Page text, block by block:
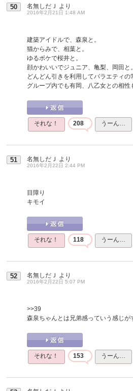
50 名無しだＪ より
2016年2月21日 1:48 AM
建築アイドルで、森泉と。
猫からみで、相葉と。
ゆるボケで桜井と。
顔かわいいでジュニア、亀梨、岡田と。
どんどん引きを利用してバラエティの
グループ内でも有岡、八乙女との相性
それな！ 208 うーん…
51 名無しだＪ より
2016年2月22日 2:44 PM
目障り
キモイ
それな！ 118 うーん…
52 名無しだＪ より
2016年2月22日 5:07 PM
>>39
森泉ちゃんとは兄弟感っていう感じが
それな！ 153 うーん…